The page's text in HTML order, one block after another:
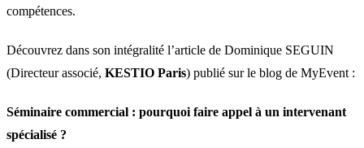
compétences.
Découvrez dans son intégralité l’article de Dominique SEGUIN
(Directeur associé, KESTIO Paris) publié sur le blog de MyEvent :
Séminaire commercial : pourquoi faire appel à un intervenant
spécialisé ?